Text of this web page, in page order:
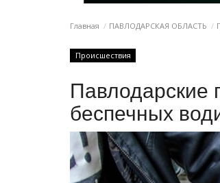
Главная ПАВЛОДАРСКАЯ ОБЛАСТЬ
Происшествия
Павлодарские
беспечных